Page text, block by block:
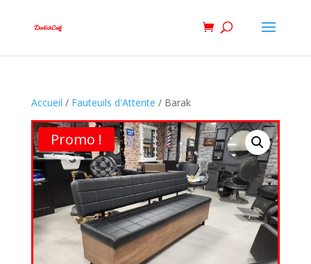
Accueil / Fauteuils d'Attente / Barak
Promo !